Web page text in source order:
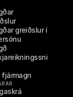
greiðslur í